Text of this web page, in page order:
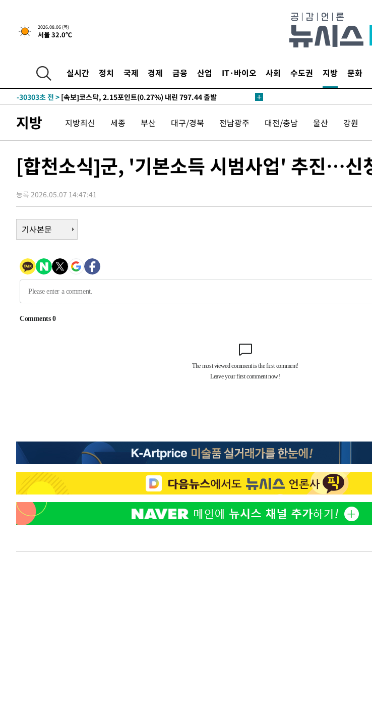
2026.08.06 (목)
서울 32.0℃
실시간 정치 국제 경제 금융 산업 IT·바이오 사회 수도권 지방 문화
14분 전 >[속보] "이란-오만, 호르무즈 해협 통행 항로 합의" 이란 외무부 대변인
-31736초 전 >
-30303초 전 > [속보]코스닥, 2.15포인트(0.27%) 내린 797.44 출발
-26733초 전 >
6월 경상수지 497.3억 달러…두 달 연속 사상 최대
-26684초 전 >서울 낮 39도 '폭염중대경보'…40도 관측 가능성도
-16219초 전 > [속보] 호르무즈 해협 이란-오만 협상 기대속 뉴욕증시 혼조 마감 다
우 0.49%↑
취임 3년 인터뷰
14분 전 >[속보] "이란-오만, 호르무즈 해협 통행 항로 합의" 이란 외무부 대변인
-31756초 전 >서울 열대야 15일째 지속…비공식 '초열대야' 30도 넘어
-30323초 전 >
-30306초 전 >[속보]코스피, 119.51포인트(1.81%) 내린 6478.75 개장
-26704초 전 >서울 낮 39도 '폭염중대경보'…40도 관측 가능성도
-24066초 전 >미 워싱턴주 스포캔 시의 통제불능 3개 산불, 방화선 일부 구축
-16239초 전 > [속보] 호르무즈 해협 이란-오만 협상 기대속 뉴욕증시 혼조 마감 다
취임 3년 인터뷰
14분 전 >[속보] "이란-오만, 호르무즈 해협 통행 항로 합의" 이란 외무부 대변인
지방 지방최신 세종 부산 대구/경북 전남광주 대전/충남 울산 강원
[합천소식]군, '기본소득 시범사업' 추진…신
등록 2026.05.07 14:47:41
기사본문
2
3
4